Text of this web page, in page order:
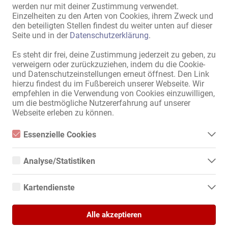
werden nur mit deiner Zustimmung verwendet.
Einzelheiten zu den Arten von Cookies, ihrem Zweck und
den beteiligten Stellen findest du weiter unten auf dieser
Seite und in der Datenschutzerklärung.
Es steht dir frei, deine Zustimmung jederzeit zu geben, zu
verweigern oder zurückzuziehen, indem du die Cookie-
und Datenschutzeinstellungen erneut öffnest. Den Link
hierzu findest du im Fußbereich unserer Webseite. Wir
empfehlen in die Verwendung von Cookies einzuwilligen,
um die bestmögliche Nutzererfahrung auf unserer
Webseite erleben zu können.
Essenzielle Cookies
Essenzielle Cookies sind alle notwendigen Cookies, die für den
ermöglicht werden. Die Webseite kann ohne diese Cookies nicht
Analyse/Statistiken
Analyse- bzw. Statistikcookies sind Cookies, die der Analyse der
Zugriffsstatistiken dienen. Sie helfen den Webseiten-Besitzern zu
Informationen anonym gesammelt und gemeldet werden.
Kartendienste
Wenn Sie Google Maps auf unserer Webseite nutzen, können
Informationen über Ihre Benutzung dieser Seite sowie Ihre IP-
Alle akzeptieren
Küche: mit Sitz- und Essmöglichkeit
gemeinschaftliche Nutzung
Einbauküche
Gästebereich:
Garten
Außendarstellung / Zugang:
diskretes Haus,diskreter
Eingang
Damen-Parkplätze:
eigene
Gäste-Parkplätze:
vorhanden,eigene
EDELWEISS - Diskrete Girls (21+) kommt nach Augsburg. Jede
Dame arbeitet selbständig und bekommt ihr eigenes Zimmer. Diese
bekanntes und genehmigtes Haus. Nur 10 Minuten von der
Augsburger Innenstadt entfernt. Täglich suchen viele Gäste unser